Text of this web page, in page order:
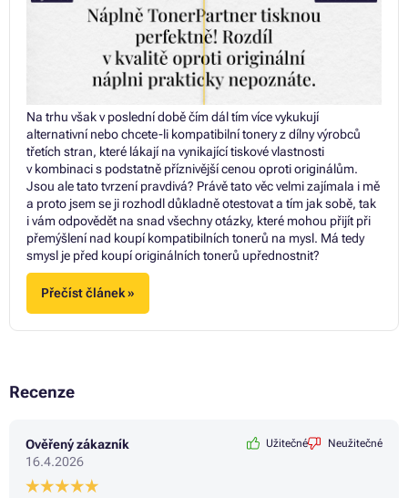
Na trhu však v poslední době čím dál tím více vykukují
alternativní nebo chcete-li kompatibilní tonery z dílny výrobců
třetích stran, které lákají na vynikající tiskové vlastnosti
v kombinaci s podstatně příznivější cenou oproti originálům.
Jsou ale tato tvrzení pravdivá? Právě tato věc velmi zajímala i mě
a proto jsem se ji rozhodl důkladně otestovat a tím jak sobě, tak
i vám odpovědět na snad všechny otázky, které mohou přijít při
přemýšlení nad koupí kompatibilních tonerů na mysl. Má tedy
smysl je před koupí originálních tonerů upřednostnit?
Přečíst článek »
Recenze
Ověřený zákazník
16.4.2026
Užitečné Neužitečné